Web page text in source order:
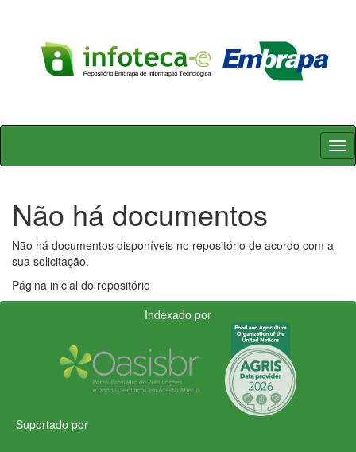
Skip
Não há documentos
Não há documentos disponíveis no repositório de acordo com a
sua solicitação.
Página inicial do repositório
Indexado por
Suportado por